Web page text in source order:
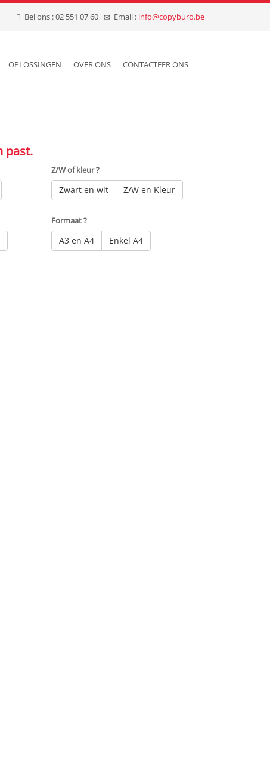
Bel ons : 02 551 07 60 Email : info@copyburo.be
OPLOSSINGEN OVER ONS CONTACTEER ONS
past.
Z/W of kleur ?
Zwart en wit Z/W en Kleur
Formaat ?
A3 en A4 Enkel A4